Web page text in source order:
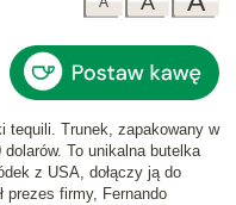
tequili. Trunek, zapakowany w
dolarów. To unikalna butelka
z USA, dołączy ją do
prezes firmy, Fernando